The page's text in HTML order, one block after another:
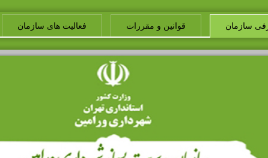
سازمان قوانین و مقررات فعالیت های سازمان